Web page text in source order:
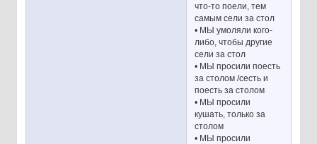
что-то поели, тем
самым сели за стол
• МЫ умоляли кого-
либо, чтобы другие
сели за стол
• МЫ просили поесть
за столом /сесть и
поесть за столом
• МЫ просили
кушать, только за
столом
• МЫ просили